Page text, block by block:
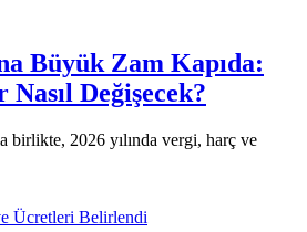
Büyük Zam Kapıda:
Değişecek?
birlikte, 2026 yılında vergi, harç ve